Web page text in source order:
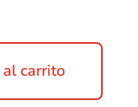
carrito